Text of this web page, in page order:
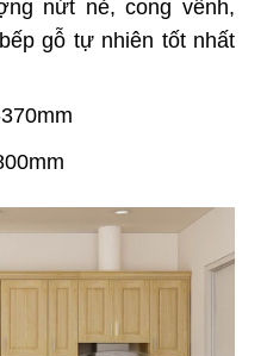
nứt nẻ, cong vênh,
gỗ tự nhiên tốt nhất